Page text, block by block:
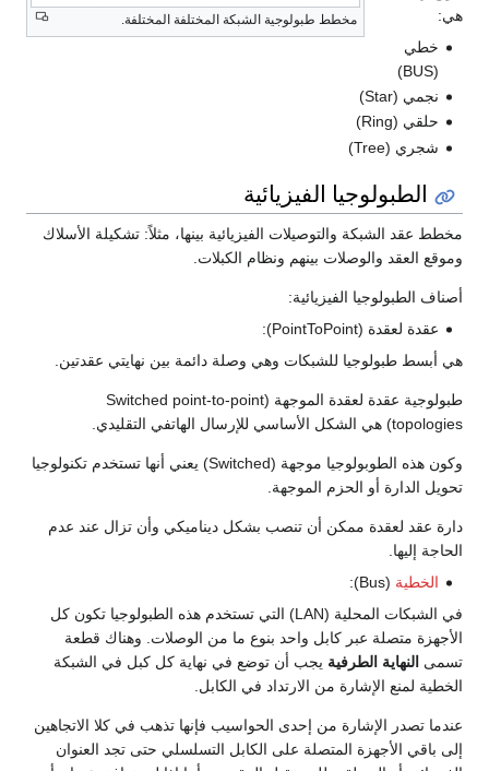
مخطط طبولوجية الشبكة المختلفة المختلفة.
هي:
خطي
(BUS)
نجمي (Star)
حلقي (Ring)
شجري (Tree)
الطبولوجيا الفيزيائية
مخطط عقد الشبكة والتوصيلات الفيزيائية بينها، مثلاً: تشكيلة الأسلاك
وموقع العقد والوصلات بينهم ونظام الكبلات.
أصناف الطبولوجيا الفيزيائية:
عقدة لعقدة (PointToPoint):
هي أبسط طبولوجيا للشبكات وهي وصلة دائمة بين نهايتي عقدتين.
طبولوجية عقدة لعقدة الموجهة (Switched point-to-point
topologies) هي الشكل الأساسي للإرسال الهاتفي التقليدي.
وكون هذه الطوبولوجيا موجهة (Switched) يعني أنها تستخدم تكنولوجيا
تحويل الدارة أو الحزم الموجهة.
دارة عقد لعقدة ممكن أن تنصب بشكل ديناميكي وأن تزال عند عدم
الحاجة إليها.
الخطية (Bus):
في الشبكات المحلية (LAN) التي تستخدم هذه الطبولوجيا تكون كل
الأجهزة متصلة عبر كابل واحد بنوع ما من الوصلات. وهناك قطعة
تسمى النهاية الطرفية يجب أن توضع في نهاية كل كبل في الشبكة
الخطية لمنع الإشارة من الارتداد في الكابل.
عندما تصدر الإشارة من إحدى الحواسيب فإنها تذهب في كلا الاتجاهين
إلى باقي الأجهزة المتصلة على الكابل التسلسلي حتى تجد العنوان